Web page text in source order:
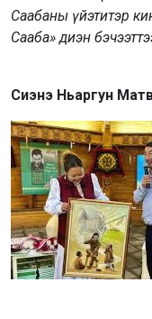
Саабаны үйэтитэр
Сааба» диэн
Сиэнэ Ньаргун